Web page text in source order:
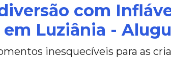
com
em Luziânia -
inesquecíveis para as